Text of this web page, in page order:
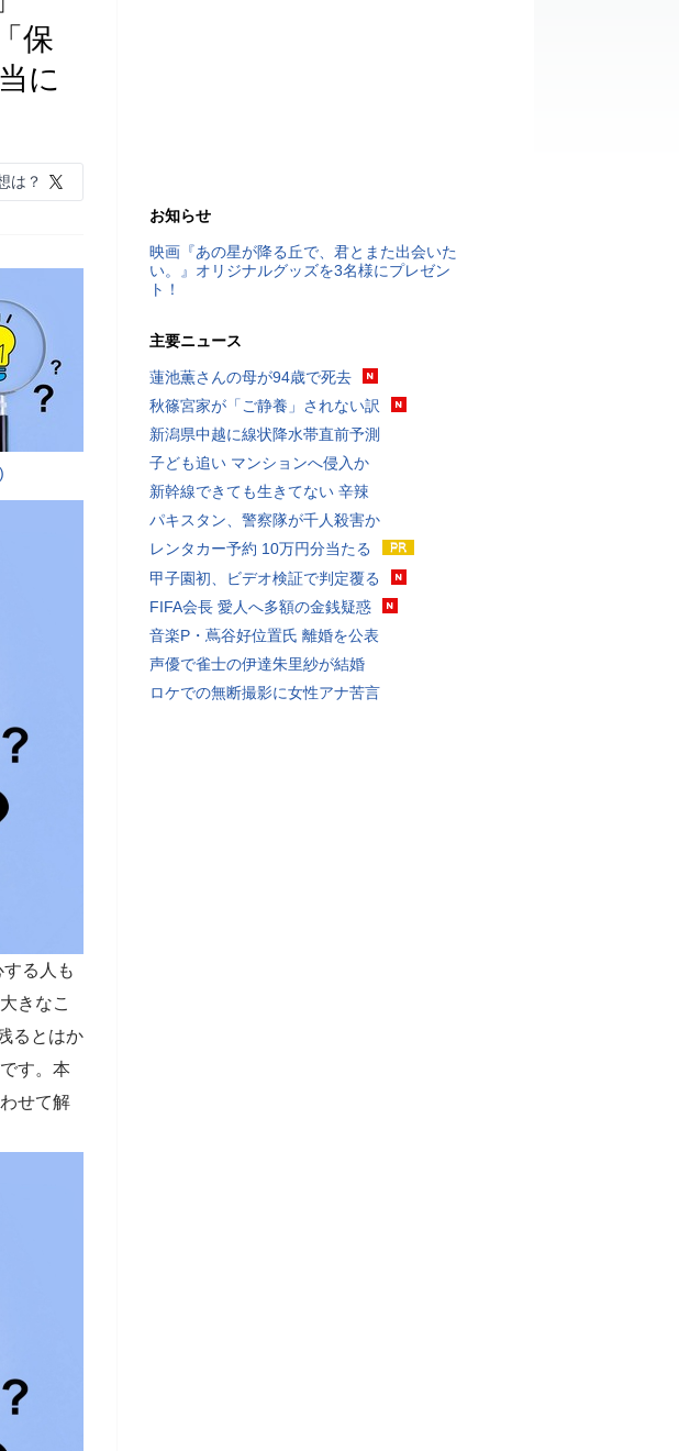
保
に
は？
る人も
きなこ
るとはか
す。本
せて解
お知らせ
映画『あの星が降る丘で、君とまた出会いた
い。』オリジナルグッズを3名様にプレゼン
ト！
主要ニュース
蓮池薫さんの母が94歳で死去
秋篠宮家が「ご静養」されない訳
新潟県中越に線状降水帯直前予測
子ども追い マンションへ侵入か
新幹線できても生きてない 辛辣
パキスタン、警察隊が千人殺害か
レンタカー予約 10万円分当たる
甲子園初、ビデオ検証で判定覆る
FIFA会長 愛人へ多額の金銭疑惑
音楽P・蔦谷好位置氏 離婚を公表
声優で雀士の伊達朱里紗が結婚
ロケでの無断撮影に女性アナ苦言